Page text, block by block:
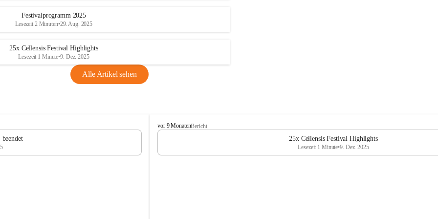
Festivalprogramm 2025
Lesezeit 2 Minuten•29. Aug. 2025
25x Cellensis Festival Highlights
Lesezeit 1 Minute•9. Dez. 2025
Alle Artikel sehen
C
e
l
vor 9 MonatenBericht
25x Cellensis Festival Highlights
Lesezeit 1 Minute•9. Dez. 2025